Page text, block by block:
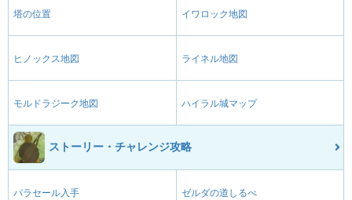
塔の位置 イワロック地図
ヒノックス地図 ライネル地図
モルドラジーク地図 ハイラル城マップ
ストーリー・チャレンジ攻略
パラセール入手 ゼルダの道しるべ